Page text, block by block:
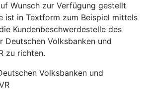
Wunsch zur Verfügung gestellt
ist in Textform zum Beispiel mittels
Kundenbeschwerdestelle des
Deutschen Volksbanken und
zu richten.
Volksbanken und